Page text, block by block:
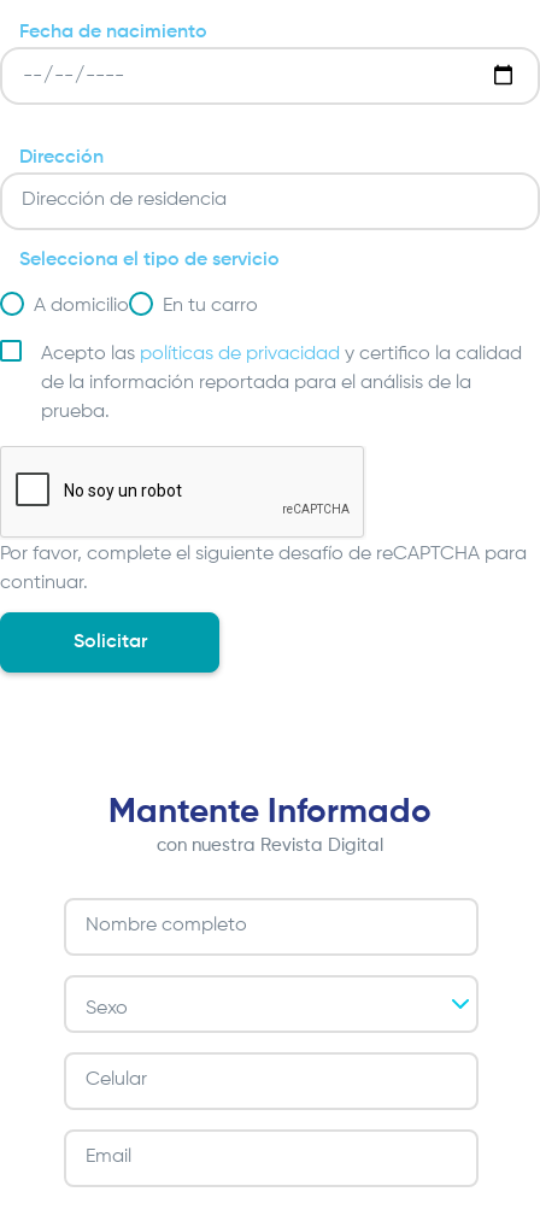
Fecha de nacimiento
Fecha
Fecha
Dirección
Selecciona el tipo de servicio
A domicilio En tu carro
Acepto las políticas de privacidad y certifico la calidad
de la información reportada para el análisis de la
prueba.
Por favor, complete el siguiente desafío de reCAPTCHA para
continuar.
Mantente Informado
con nuestra Revista Digital